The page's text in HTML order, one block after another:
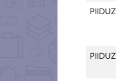
PIIDUZ
PIIDUZ